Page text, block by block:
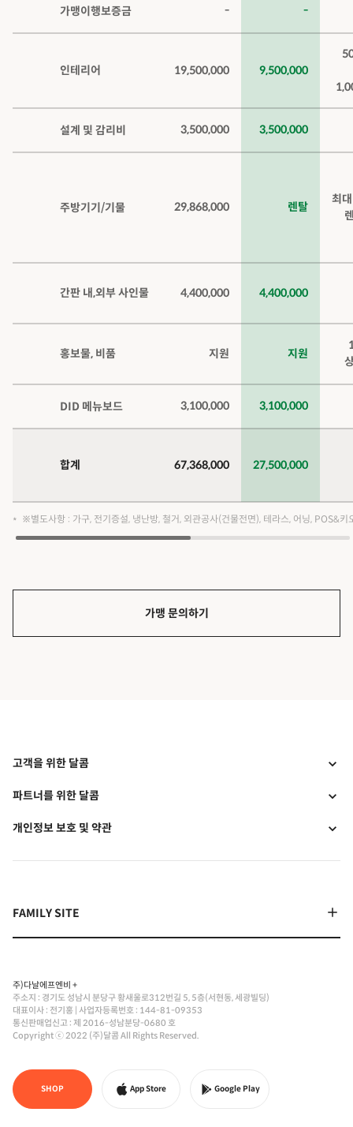
가맹이행보증금 - -
인테리어 19,500,000 9,500,000
설계 및 감리비 3,500,000 3,500,000
주방기기/기물 29,868,000 렌탈
최
간판 내,외부 사인물 4,400,000 4,400,000
홍보물, 비품 지원 지원
DID 메뉴보드 3,100,000 3,100,000
합계 67,368,000 27,500,000
※별도사항 : 가구, 전기증설, 냉난방, 철거, 외관공사(건물전면), 테라스, 어닝, POS&키
가맹 문의하기
고객을 위한 달콤
파트너를 위한 달콤
개인정보 보호 및 약관
주)다날에프엔비 +
주소지 : 경기도 성남시 분당구 황새울로312번길 5, 5층(서현동, 세광빌딩)
대표이사 : 전기홍 사업자등록번호 : 144-81-09353
통신판매업신고 : 제 2016-성남분당-0680 호
Copyright ⓒ 2022 (주)달콤 All Rights Reserved.
SHOP App Store Google Play